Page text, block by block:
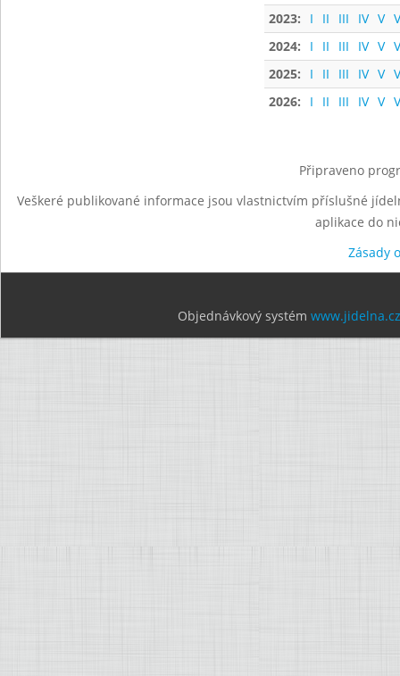
2023:
I II III IV V
2024:
I II III IV V
2025:
I II III IV V
2026:
I II III IV V
Připraveno
Veškeré publikované informace jsou vlastnictvím příslušné
aplikace do
Zásady
Objednávkový systém www.jidelna.cz